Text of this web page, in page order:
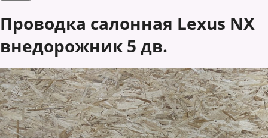
Проводка салонная Lexus NX
внедорожник 5 дв.